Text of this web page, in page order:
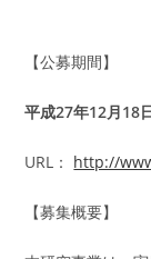
【公募期間】
平成27年12月18
URL： http://
【募集概要】